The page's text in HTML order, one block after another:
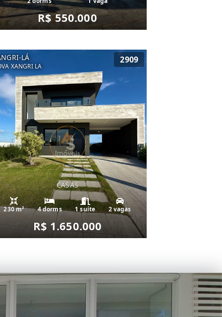
R$ 550.000
LÁ
XANGRI LA
2909
CASAS
230 m² 4 dorms 1 suíte 2 vagas
R$ 1.650.000